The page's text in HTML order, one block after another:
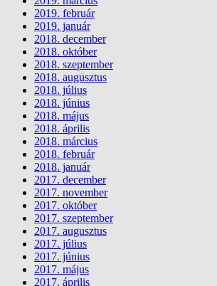
2019. február
2019. január
2018. december
2018. október
2018. szeptember
2018. augusztus
2018. július
2018. június
2018. május
2018. április
2018. március
2018. február
2018. január
2017. december
2017. november
2017. október
2017. szeptember
2017. augusztus
2017. július
2017. június
2017. május
2017. április